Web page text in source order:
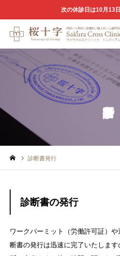
次の休診日は10月13
診断書発行
診断書の発行
ワークパーミット（労働許可証）
断書の発行は迅速に完了いたしま
桜十字
 WEB予約
健康診断
契約保険